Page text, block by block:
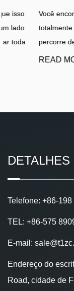
Você encontrar o
totalmente os freios
percorre desde sua
READ MORE
Telefone: +86-
TEL: +86-575
E-mail:
Endereço do
Road, cidade de